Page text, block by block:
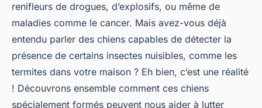
renifleurs de drogues, d’explosifs, ou même de
maladies comme le cancer. Mais avez-vous déjà
entendu parler des chiens capables de détecter la
présence de certains insectes nuisibles, comme les
termites dans votre maison ? Eh bien, c’est une réalité
! Découvrons ensemble comment ces chiens
spécialement formés peuvent nous aider à lutter